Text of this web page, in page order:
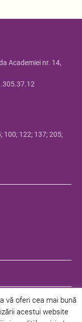
Academiei nr. 14,
100; 122; 137; 205;
vă oferi cea mai bună
acestui website